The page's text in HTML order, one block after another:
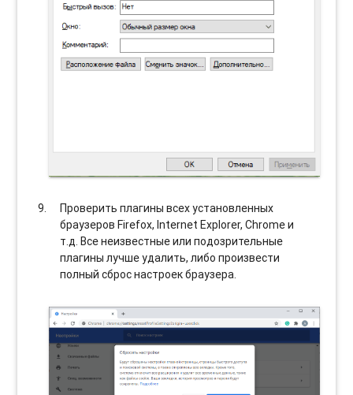
Проверить плагины всех установленных
браузеров Firefox, Internet Explorer, Chrome и
т.д. Все неизвестные или подозрительные
плагины лучше удалить, либо произвести
полный сброс настроек браузера.